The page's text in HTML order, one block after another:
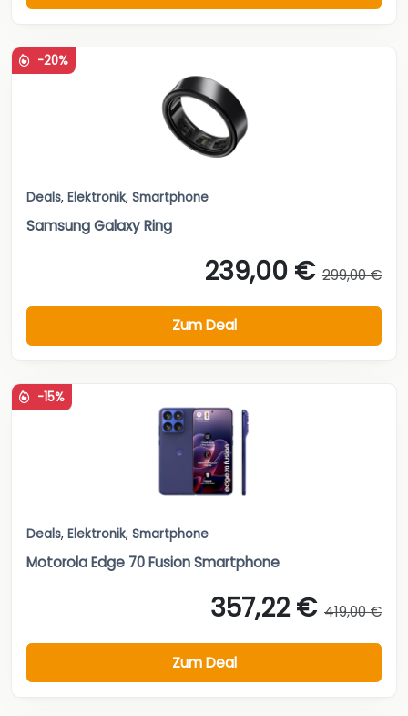
-20%
Deals, Elektronik, Smartphone
Samsung Galaxy Ring
239,00 € 299,00 €
Zum Deal
-15%
Deals, Elektronik, Smartphone
Motorola Edge 70 Fusion Smartphone
357,22 € 419,00 €
Zum Deal